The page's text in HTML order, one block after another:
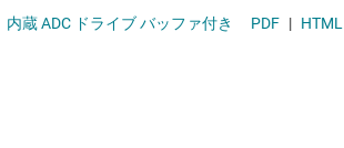
ロジックと電圧変換
ライバ
蔵 ADC ドライブ バッファ付き PDF | HTML